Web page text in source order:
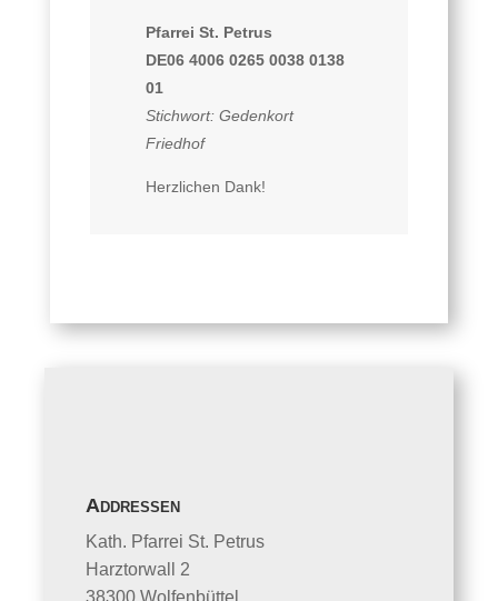
Pfarrei St. Petrus
DE06 4006 0265 0038 0138
01
Stichwort: Gedenkort
Friedhof
Herzlichen Dank!
Addressen
Kath. Pfarrei St. Petrus
Harztorwall 2
38300 Wolfenbüttel